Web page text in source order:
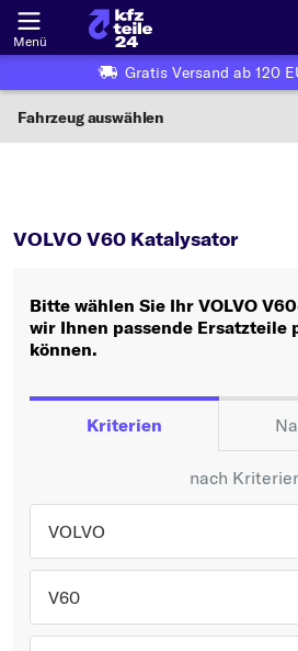
Menü
Gratis Versand ab 120
Fahrzeug auswählen
Wo finde ich die?
Oder
Oder Fahrzeugauswahl nach
Hersteller wählen
Typ wählen
VOLVO V60 Katalysator
Bitte wählen Sie Ihr VOLVO
wir Ihnen passende Ersatzteile
können.
Kriterien
nach
VOLVO
V60